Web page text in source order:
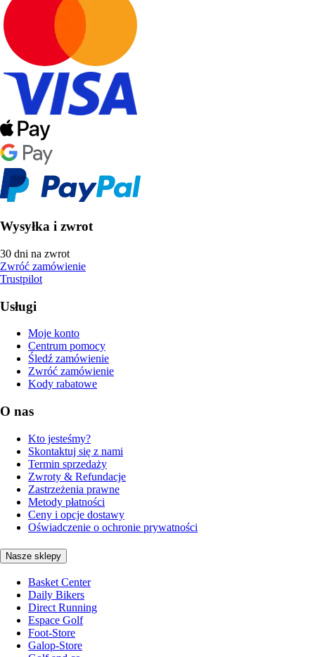
Wysyłka i zwrot
30 dni na zwrot
Zwróć zamówienie
Trustpilot
Usługi
Moje konto
Centrum pomocy
Śledź zamówienie
Zwróć zamówienie
Kody rabatowe
O nas
Kto jesteśmy?
Skontaktuj się z nami
Termin sprzedaży
Zwroty & Refundacje
Zastrzeżenia prawne
Metody płatności
Ceny i opcje dostawy
Oświadczenie o ochronie prywatności
Nasze sklepy
Basket Center
Daily Bikers
Direct Running
Espace Golf
Foot-Store
Galop-Store